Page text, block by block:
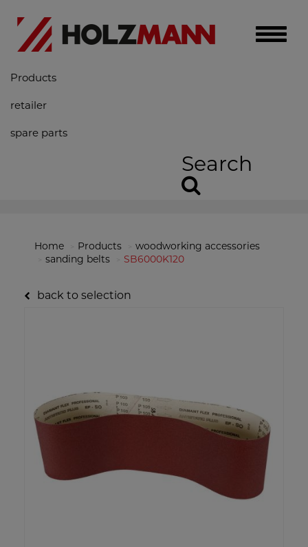
Toggle
Products
retailer
spare parts
Search
Home Products
woodworking accessories
sanding belts
SB6000K120
back to selection